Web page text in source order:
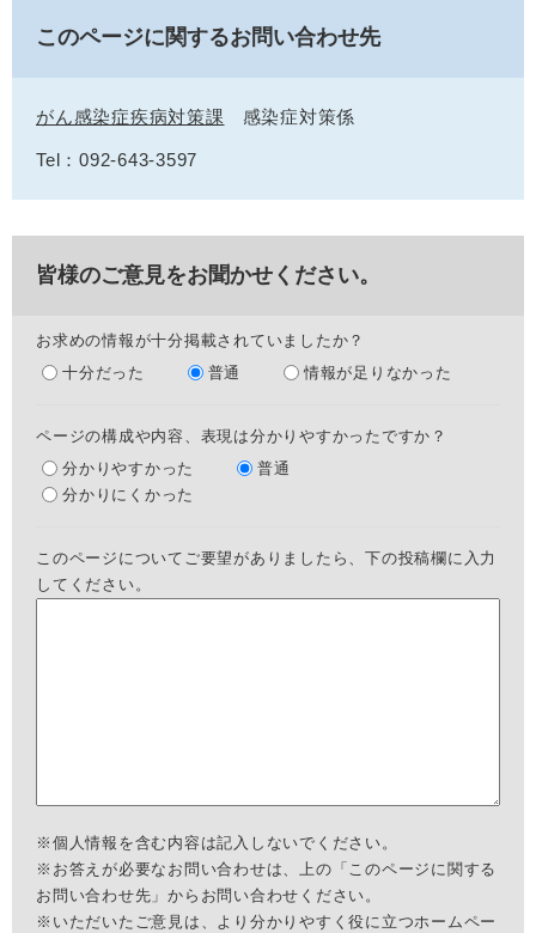
このページに関するお問い合わせ先
がん感染症疾病対策課 感染症対策係
Tel：092-643-3597
皆様のご意見をお聞かせください。
お求めの情報が十分掲載されていましたか？
十分だった
普通 情報が足りなかった
ページの構成や内容、表現は分かりやすかったですか？
分かりやすかった
普通
分かりにくかった
このページについてご要望がありましたら、下の投稿欄に入力
してください。
※個人情報を含む内容は記入しないでください。
※お答えが必要なお問い合わせは、上の「このページに関する
お問い合わせ先」からお問い合わせください。
※いただいたご意見は、より分かりやすく役に立つホームペー